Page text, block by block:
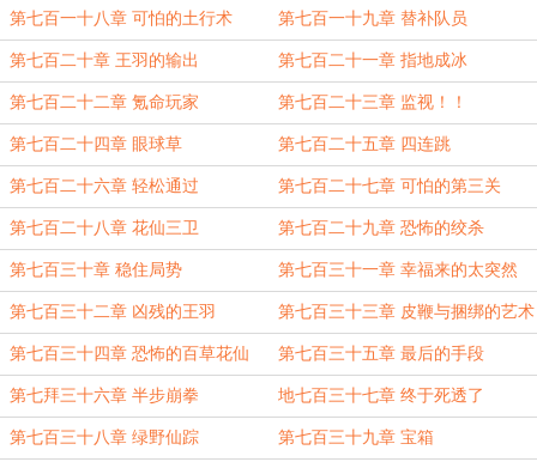
第七百一十八章 可怕的土行术 第七百一十九章 替补队员
第七百二十章 王羽的输出 第七百二十一章 指地成冰
第七百二十二章 氪命玩家 第七百二十三章 监视！！
第七百二十四章 眼球草 第七百二十五章 四连跳
第七百二十六章 轻松通过 第七百二十七章 可怕的第三关
第七百二十八章 花仙三卫 第七百二十九章 恐怖的绞杀
第七百三十章 稳住局势 第七百三十一章 幸福来的太突然
第七百三十二章 凶残的王羽 第七百三十三章 皮鞭与捆绑的艺术
第七百三十四章 恐怖的百草花仙 第七百三十五章 最后的手段
第七拜三十六章 半步崩拳 地七百三十七章 终于死透了
第七百三十八章 绿野仙踪 第七百三十九章 宝箱